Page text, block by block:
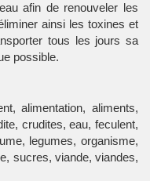
afin de renouveler les
ainsi les toxines et
tous les jours sa
possible.
alimentation, aliments,
crudites, eau, feculent,
legumes, organisme,
sucres, viande, viandes,